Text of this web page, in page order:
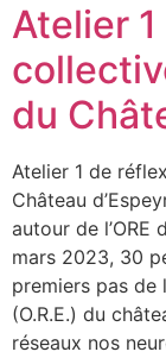
Atelier
du
Atelier 1 de
Château
autour de l’ORE
mars 2023, 30
premiers pas de
(O.R.E.) du
réseaux nos